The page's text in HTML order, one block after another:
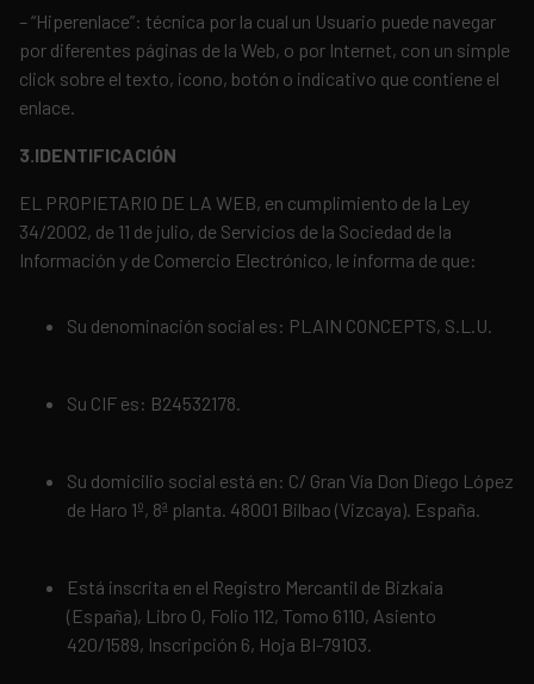
– “Hiperenlace”: técnica por la cual un Usuario puede navegar
por diferentes páginas de la Web, o por Internet, con un simple
click sobre el texto, icono, botón o indicativo que contiene el
enlace.
3.IDENTIFICACIÓN
EL PROPIETARIO DE LA WEB, en cumplimiento de la Ley
34/2002, de 11 de julio, de Servicios de la Sociedad de la
Información y de Comercio Electrónico, le informa de que:
Su denominación social es: PLAIN CONCEPTS, S.L.U.
Su CIF es: B24532178.
Su domicilio social está en: C/ Gran Vía Don Diego López
de Haro 1º, 8ª planta. 48001 Bilbao (Vizcaya). España.
Está inscrita en el Registro Mercantil de Bizkaia
(España), Libro 0, Folio 112, Tomo 6110, Asiento
420/1589, Inscripción 6, Hoja BI-79103.